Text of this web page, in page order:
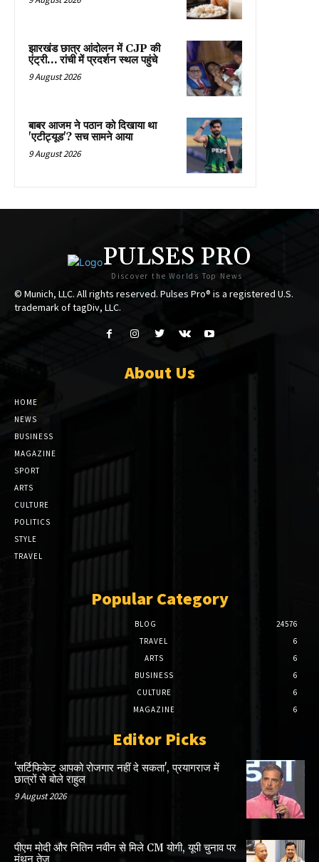
झारखंड छात्र आंदोलन में CJP की
एंट्री… रांची में प्रदर्शन स्थल पहुंचे
9 August 2026
बाबर आजम ने पठान को दिखाया था
'एटीट्यूड'? सच सामने आया
9 August 2026
PULSES PRO
Discover the Worlds Top News
© Munich, LLC. All rights reserved. Pulses Pro® is a registered U.S.
trademark of tagDiv, LLC.
About Us
HOME
NEWS
BUSINESS
MAGAZINE
SPORT
ARTS
CULTURE
POLITICS
STYLE
TRAVEL
Popular Category
BLOG
24576
TRAVEL
6
ARTS
6
BUSINESS
6
CULTURE
6
MAGAZINE
6
Editor Picks
'सर्टिफिकेट आपको रोजगार नहीं दे सकता', प्रयागराज में
छात्रों से बोले राहुल
9 August 2026
पीएम मोदी और नितिन नवीन से मिले CM योगी, यूपी चुनाव पर